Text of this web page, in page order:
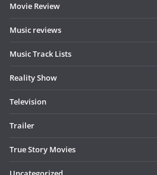
Movie Review
Music reviews
Music Track Lists
Reality Show
Television
Trailer
True Story Movies